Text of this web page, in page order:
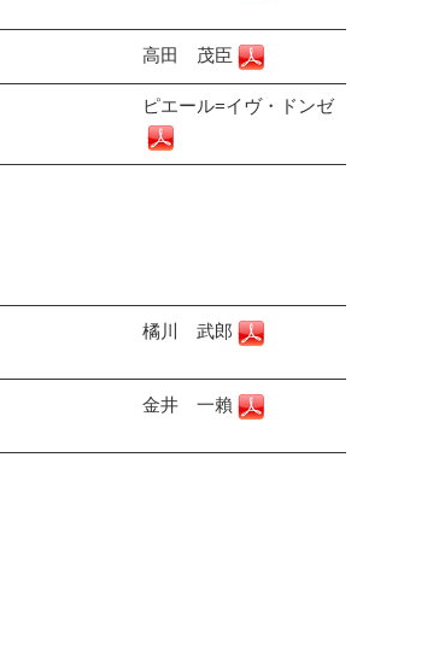
高田 茂臣
ピエール=イヴ・ドンゼ
橘川 武郎
金井 一賴